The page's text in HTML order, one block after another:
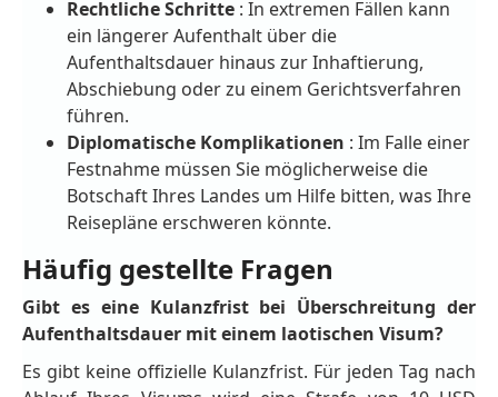
Rechtliche Schritte : In extremen Fällen kann
ein längerer Aufenthalt über die
Aufenthaltsdauer hinaus zur Inhaftierung,
Abschiebung oder zu einem Gerichtsverfahren
führen.
Diplomatische Komplikationen : Im Falle einer
Festnahme müssen Sie möglicherweise die
Botschaft Ihres Landes um Hilfe bitten, was Ihre
Reisepläne erschweren könnte.
Häufig gestellte Fragen
Gibt es eine Kulanzfrist bei Überschreitung der
Aufenthaltsdauer mit einem laotischen Visum?
Es gibt keine offizielle Kulanzfrist. Für jeden Tag nach